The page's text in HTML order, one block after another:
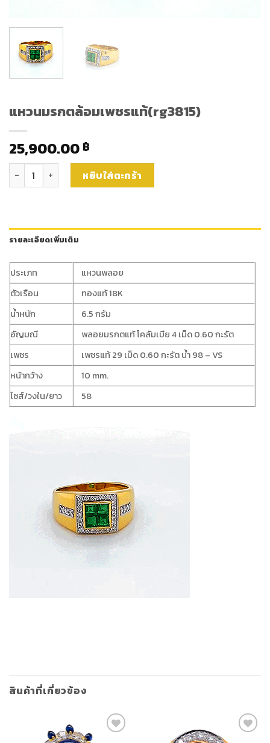
แหวนมรกตล้อมเพชรแท้(rg3815)
25,900.00 ฿
จำนวน แหวนมรกตล้อมเพชรแท้(rg3815) ชิ้น
หยิบใส่ตะกร้า
รายละเอียดเพิ่มเติม
ประเภท
แหวนพลอย
ตัวเรือน
ทองแท้ 18K
น้ำหนัก
6.5 กรัม
อัญมณี
พลอยมรกตแท้ โคลัมเบีย 4 เม็ด 0.60 กะรัต
เพชร
เพชรแท้ 29 เม็ด 0.60 กะรัต น้ำ 98 – VS
หน้ากว้าง
10 mm.
ไซส์/วงใน/ยาว
58
สินค้าที่เกี่ยวข้อง